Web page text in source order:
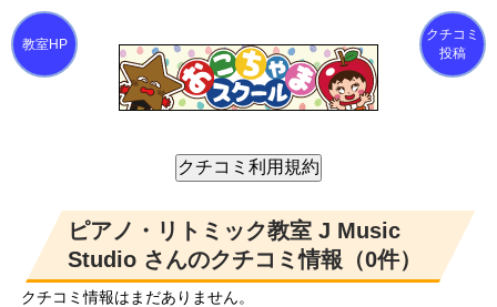
クチコミ
投稿
ピアノ・リトミック教室 J Music
Studio さんのクチコミ情報（0件）
クチコミ情報はまだありません。